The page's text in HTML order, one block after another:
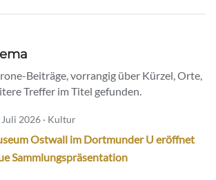
Beiträge, vorrangig über Kürzel, Orte,
Treffer im Titel gefunden.
Juli 2026 · Kultur
Ostwall im Dortmunder U eröffnet
Sammlungspräsentation